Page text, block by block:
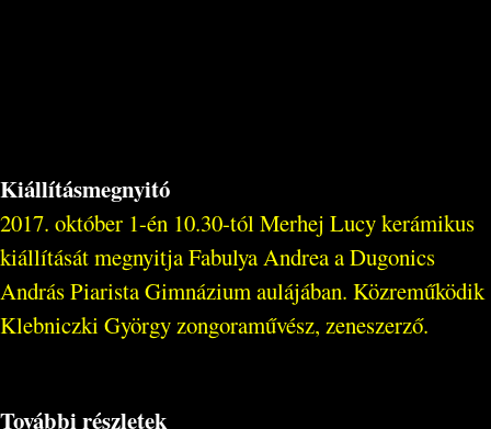
Kiállításmegnyitó
2017. október 1-én 10.30-tól Merhej Lucy kerámikus
kiállítását megnyitja Fabulya Andrea a Dugonics
András Piarista Gimnázium aulájában. Közreműködik
Klebniczki György zongoraművész, zeneszerző.
További részletek